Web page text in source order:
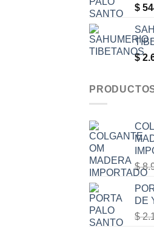
$
$
$
DE
$